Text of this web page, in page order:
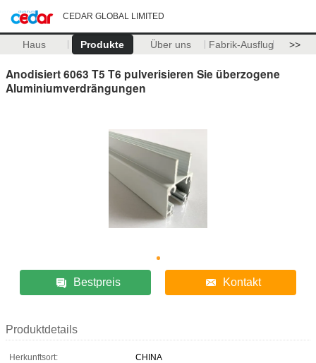
CEDAR GLOBAL LIMITED
Haus Produkte Über uns Fabrik-Ausflug >>
Anodisiert 6063 T5 T6 pulverisieren Sie überzogene
Aluminiumverdrängungen
Bestpreis Kontakt
Produktdetails
Herkunftsort:
CHINA